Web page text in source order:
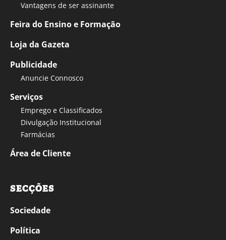
Vantagens de ser assinante
Feira do Ensino e Formação
Loja da Gazeta
Publicidade
Anuncie Connosco
Serviços
Emprego e Classificados
Divulgação Institucional
Farmácias
Área de Cliente
SECÇÕES
Sociedade
Política